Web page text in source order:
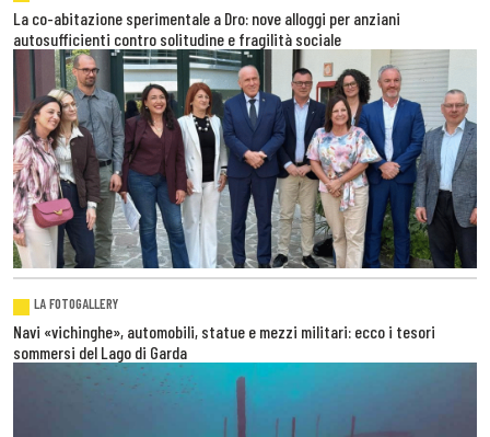
La co-abitazione sperimentale a Dro: nove alloggi per anziani
autosufficienti contro solitudine e fragilità sociale
LA FOTOGALLERY
Navi «vichinghe», automobili, statue e mezzi militari: ecco i tesori
sommersi del Lago di Garda